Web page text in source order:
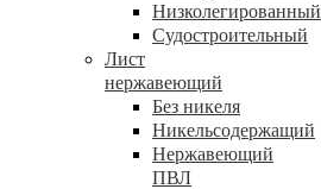
Низколегированный
Судостроительный
Лист
нержавеющий
Без никеля
Никельсодержащий
Нержавеющий
ПВЛ